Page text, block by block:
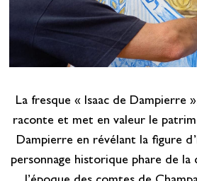
La fresque « Isaac de Dampierre
raconte et met en valeur le
Dampierre en révélant la figure
personnage historique phare de la